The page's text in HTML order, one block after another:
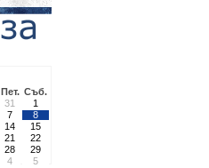
Пет. Съб.
31
1
7
8
14
15
21
22
28
29
4 5